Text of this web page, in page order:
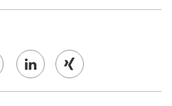
Share Share